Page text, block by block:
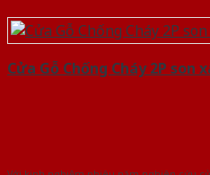
Cửa Gỗ Chống Cháy 2P son